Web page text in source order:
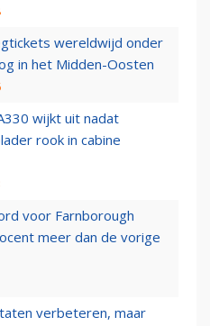
wereldwijd onder
in het Midden-Oosten
wijkt uit nadat
rook in cabine
voor Farnborough
meer dan de vorige
verbeteren, maar